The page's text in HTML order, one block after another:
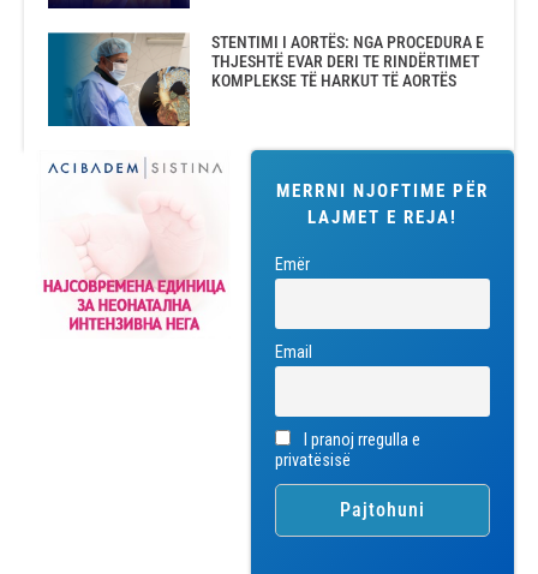
STENTIMI I AORTËS: NGA PROCEDURA E
THJESHTË EVAR DERI TE RINDËRTIMET
KOMPLEKSE TË HARKUT TË AORTËS
MERRNI NJOFTIME PËR
LAJMET E REJA!
Emër
Email
I pranoj rregulla e
privatësisë